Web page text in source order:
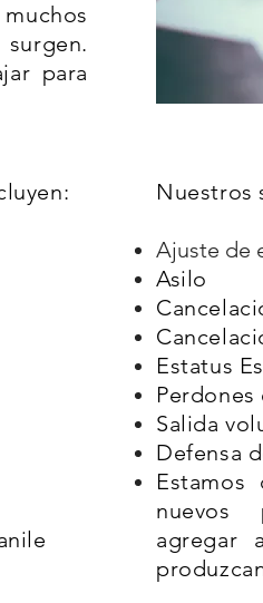
para
Nuestros
Ajuste de
Asilo
Estatus
Salida
Defensa
nuevos
agregar